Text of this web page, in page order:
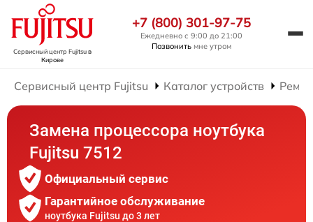
Сервисный центр Fujitsuв
Кирове
+7 (800) 301-97-75
Ежедневно с 9:00 до 21:00
Позвонить мне утром
Сервисный центр Fujitsu Каталог устройств
Замена процессора ноутбука
Fujitsu 7512
Официальный сервис
Гарантийное обслуживание
ноутбука Fujitsu до 3 лет